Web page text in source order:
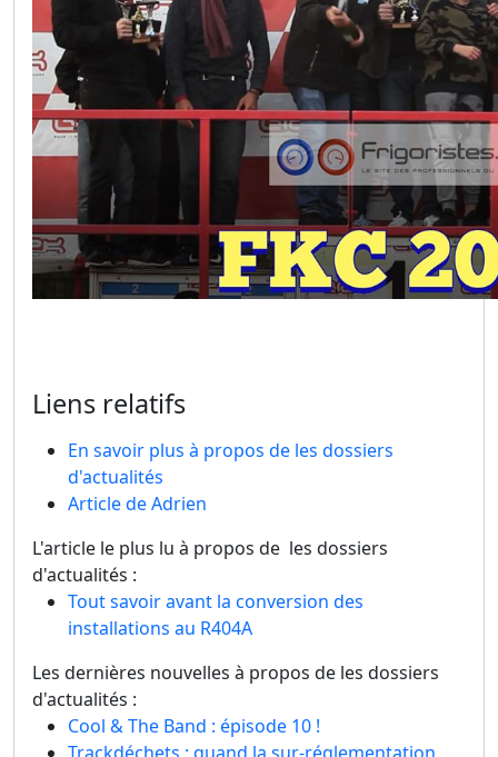
Liens relatifs
En savoir plus à propos de les dossiers
d'actualités
Article de Adrien
L'article le plus lu à propos de les dossiers
d'actualités :
Tout savoir avant la conversion des
installations au R404A
Les dernières nouvelles à propos de les dossiers
d'actualités :
Cool & The Band : épisode 10 !